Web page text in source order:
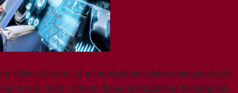
Vision System. AI memungkinkan sistem mengenali pola
mesin, mobil otonom dapat meningkatkan kemampuan